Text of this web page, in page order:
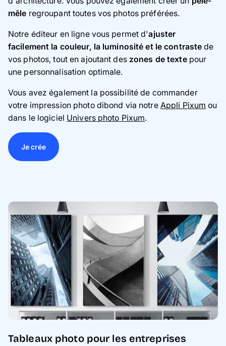
mêle regroupant toutes vos photos préférées.
Notre éditeur en ligne vous permet d'ajuster
facilement la couleur, la luminosité et le contraste de
vos photos, tout en ajoutant des zones de textepour
une personnalisation optimale.
Vous avez également la possibilité de commander
votre impression photo dibond via notre Appli Pixum ou
dans le logiciel Univers photo Pixum.
Je crée
Tableaux photo pour les entreprises